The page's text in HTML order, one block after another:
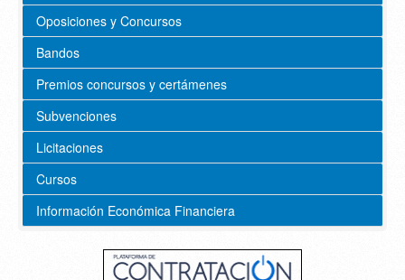
Oposiciones y Concursos
Bandos
Premios concursos y certámenes
Subvenciones
Licitaciones
Cursos
Información Económica Financiera